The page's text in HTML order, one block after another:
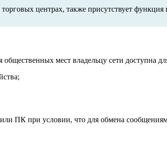
центрах, также присутствует функция
мест владельцу сети доступна
ПК при условии, что для обмена